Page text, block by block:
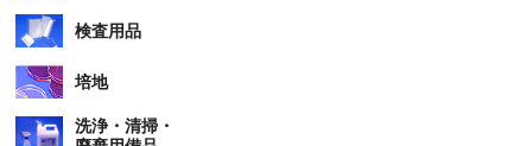
検査用品
培地
洗浄・清掃・